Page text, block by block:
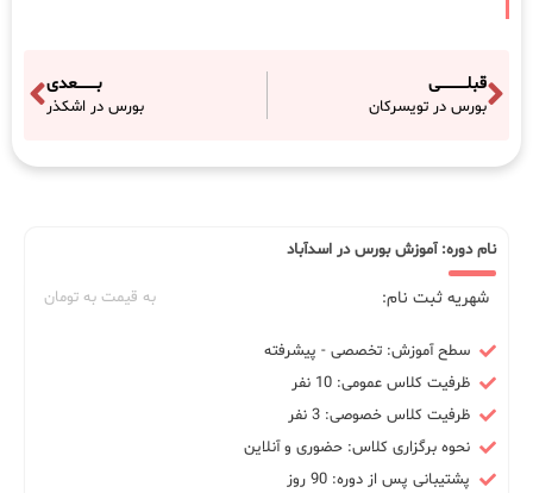
قبلـــــــــــی
بورس در تویسرکان
بــــــــعدی
بورس در اشکذر
نام دوره: آموزش بورس در اسدآباد
شهریه ثبت نام: به قیمت به تومان
سطح آموزش: تخصصی - پیشرفته
ظرفیت کلاس عمومی: 10 نفر
ظرفیت کلاس خصوصی: 3 نفر
نحوه برگزاری کلاس: حضوری و آنلاین
پشتیبانی پس از دوره: 90 روز